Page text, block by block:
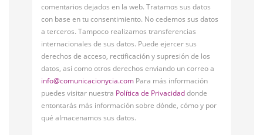
comentarios dejados en la web. Tratamos sus datos
con base en tu consentimiento. No cedemos sus datos
a terceros. Tampoco realizamos transferencias
internacionales de sus datos. Puede ejercer sus
derechos de acceso, rectificación y supresión de los
datos, así como otros derechos enviando un correo a
info@comunicacionycia.com Para más información
puedes visitar nuestra Política de Privacidaddonde
entontarás más información sobre dónde, cómo y por
qué almacenamos sus datos.